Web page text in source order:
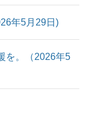
年5月29日)
を。（2026年5